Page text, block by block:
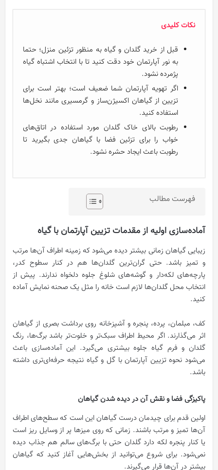
نکات کلیدی
قبل از خرید گلدان و گیاه به منظور تزئین منزل؛ حتما
به نور آپارتمان خود دقت کنید تا با انتخاب اشتباه گیاه
پژمرده نشود.
اگر تهویه آپارتمان شما ضعیف است؛ بهتر است برای
تزیین از گیاهان اکسیژن‌ساز و گرمسیری مانند نخل‌ها
استفاده کنید.
رطوبت بالای خاک گلدان مورد استفاده در اتاق‌های
خواب را برای تزئین فضا با گیاهان جدی بگیرید تا
رطوبت باعث ایجاد حشره نشود.
فهرست مطالب
آماده‌سازی اولیه از مقدمات تزیین آپارتمان با گیاه
زیبایی گیاهان زمانی بیشتر دیده می‌شود که زمینه اطراف آن‌ها مرتب
و تمیز باشد. حتی گران‌ترین گلدان‌ها هم در کنار سطوح کدر،
پارچه‌های لکه‌دار و گوشه‌های شلوغ جلوه دلخواه ندارند. پیش از
انتخاب محل گلدان‌ها لازم است خانه را مثل یک صحنه نمایش آماده
کنید.
کف، مبلمان، پرده، پنجره و آشپزخانه روی برداشت بصری از گیاهان
اثر می‌گذارند. اگر محیط اطراف سبک‌تر و خلوت‌تر باشد برگ‌ها، رنگ
گلدان و فرم گیاه جلوه بیشتری می‌گیرد. این آماده‌سازی باعث
می‌شود نحوه تزیین آپارتمان با گل و گیاه نتیجه حرفه‌ای‌تری داشته
باشد.
پاکیزگی فضا و نقش آن در دیده شدن گیاهان
اولین قدم برای چیدمان درست گیاهان این است که سطح‌های اطراف
آن‌ها تمیز و مرتب باشند. زمانی که روی میزها پر از وسایل ریز است
یا کنار پنجره لکه دارد گلدان حتی با برگ‌های سالم هم جذاب دیده
نمی‌شود. برای شروع می‌توانید از بخش‌هایی آغاز کنید که گیاهان
بیشتر در آن‌ها قرار می‌گیرند.